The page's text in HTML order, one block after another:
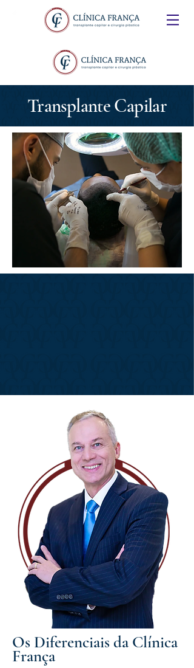
Transplante Capilar
Os Diferenciais da Clínica
França